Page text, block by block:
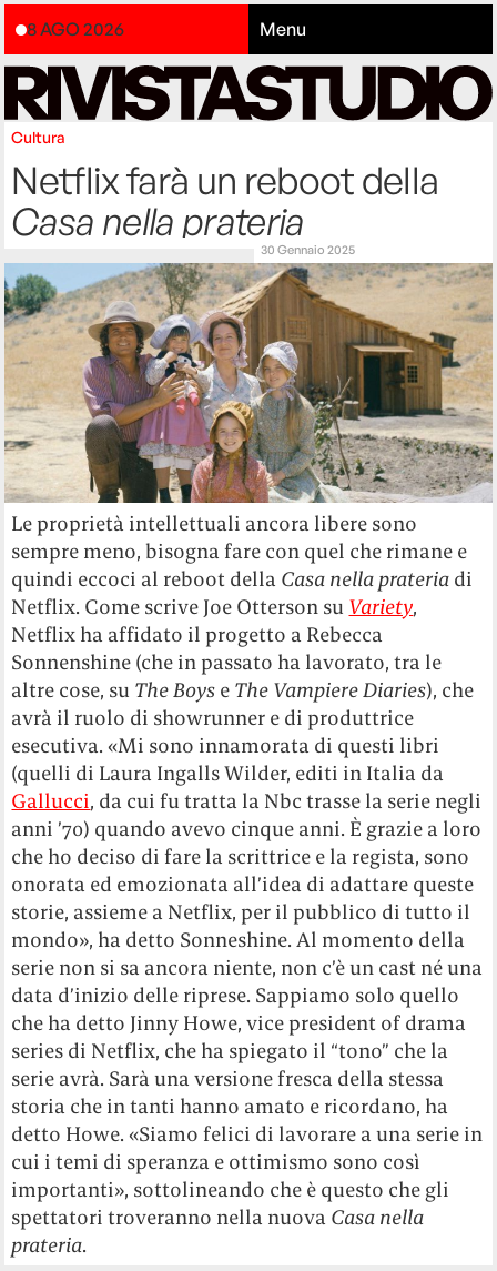
8 AGO 2026 Menu
Cultura
Netflix farà un reboot della
Casa nella prateria
30 Gennaio 2025
Le proprietà intellettuali ancora libere sono
sempre meno, bisogna fare con quel che rimane e
quindi eccoci al reboot della Casa nella prateria di
Netflix. Come scrive Joe Otterson su Variety,
Netflix ha affidato il progetto a Rebecca
Sonnenshine (che in passato ha lavorato, tra le
altre cose, su The Boys e The Vampiere Diaries), che
avrà il ruolo di showrunner e di produttrice
esecutiva. «Mi sono innamorata di questi libri
(quelli di Laura Ingalls Wilder, editi in Italia da
Gallucci, da cui fu tratta la Nbc trasse la serie negli
anni ’70) quando avevo cinque anni. È grazie a loro
che ho deciso di fare la scrittrice e la regista, sono
onorata ed emozionata all’idea di adattare queste
storie, assieme a Netflix, per il pubblico di tutto il
mondo», ha detto Sonneshine. Al momento della
serie non si sa ancora niente, non c’è un cast né una
data d’inizio delle riprese. Sappiamo solo quello
che ha detto Jinny Howe, vice president of drama
series di Netflix, che ha spiegato il “tono” che la
serie avrà. Sarà una versione fresca della stessa
storia che in tanti hanno amato e ricordano, ha
detto Howe. «Siamo felici di lavorare a una serie in
cui i temi di speranza e ottimismo sono così
importanti», sottolineando che è questo che gli
spettatori troveranno nella nuova Casa nella
prateria.